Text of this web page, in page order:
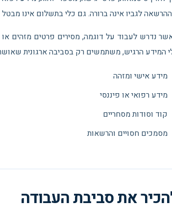
לגביו אינה ברורה. גם כלי בתשלום אינו מבטל
נדרש לעבוד על דוגמה, מסירים פרטים מזהים
המידע הרגיש, משתמשים רק בסביבה ארגונית
מידע אישי ומזהה
מידע רפואי או פיננסי
קוד וסודות מסחריים
מסמכים חסויים והרשאות
את סביבת העבודה